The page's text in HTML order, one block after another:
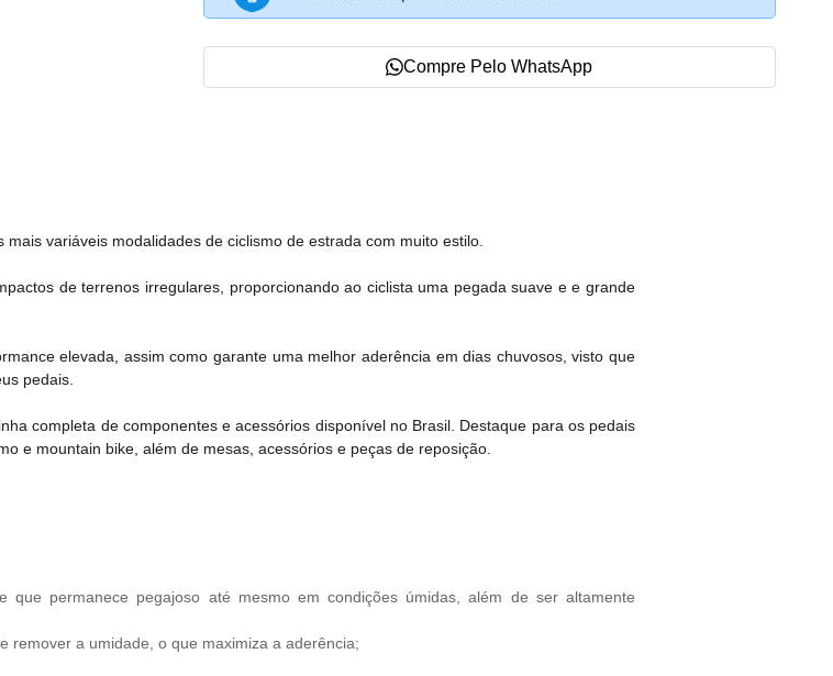
Compre Pelo WhatsApp
variáveis modalidades de ciclismo de estrada com muito estilo.
de terrenos irregulares, proporcionando ao ciclista uma pegada suave e e grande
elevada, assim como garante uma melhor aderência em dias chuvosos, visto que
pedais.
completa de componentes e acessórios disponível no Brasil. Destaque para os pedais
e mountain bike, além de mesas, acessórios e peças de reposição.
que permanece pegajoso até mesmo em condições úmidas, além de ser altamente
remover a umidade, o que maximiza a aderência;